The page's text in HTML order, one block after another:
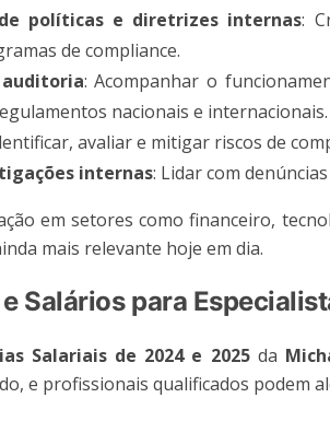
políticas e diretrizes internas:
de compliance.
: Acompanhar o
nacionais e internacionais.
avaliar e mitigar riscos de
internas: Lidar com
em setores como financeiro,
mais relevante hoje em dia.
Salários para
Salariais de 2024 e 2025da
e profissionais qualificados podem